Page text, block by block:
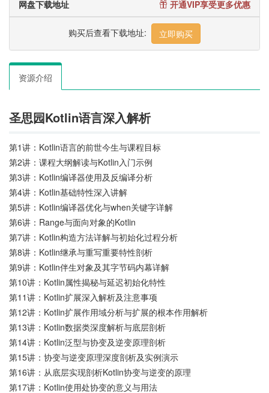
开通VIP享受更多优惠
网盘下载地址
购买后查看下载地址: 立即购买
资源介绍
圣思园Kotlin语言深入解析
第1讲：Kotlin语言的前世今生与课程目标
第2讲：课程大纲解读与Kotlin入门示例
第3讲：Kotlin编译器使用及反编译分析
第4讲：Kotlin基础特性深入讲解
第5讲：Kotlin编译器优化与when关键字详解
第6讲：Range与面向对象的Kotlin
第7讲：Kotlin构造方法详解与初始化过程分析
第8讲：Kotlin继承与重写重要特性剖析
第9讲：Kotlin伴生对象及其字节码内幕详解
第10讲：Kotlin属性揭秘与延迟初始化特性
第11讲：Kotlin扩展深入解析及注意事项
第12讲：Kotlin扩展作用域分析与扩展的根本作用解析
第13讲：Kotlin数据类深度解析与底层剖析
第14讲：Kotlin泛型与协变及逆变原理剖析
第15讲：协变与逆变原理深度剖析及实例演示
第16讲：从底层实现剖析Kotlin协变与逆变的原理
第17讲：Kotlin使用处协变的意义与用法